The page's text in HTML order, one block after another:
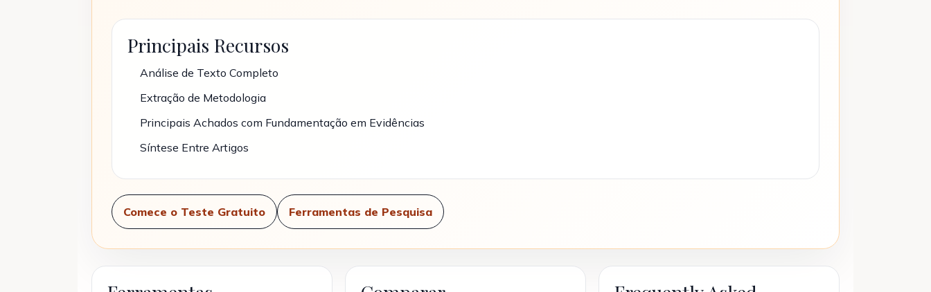
Principais Recursos
Análise de Texto Completo
Extração de Metodologia
Principais Achados com Fundamentação em Evidências
Síntese Entre Artigos
Comece o Teste Gratuito Ferramentas de Pesquisa